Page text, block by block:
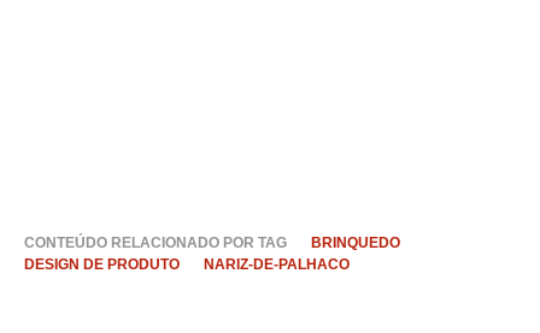
CONTEÚDO RELACIONADO POR TAG
BRINQUEDO
DESIGN DE PRODUTO
NARIZ-DE-PALHACO